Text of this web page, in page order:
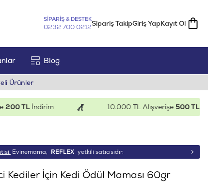
SİPARİŞ & DESTEK
0232 700 0212Sipariş TakipGiriş YapKayıt Ol
Blog
Ürünler
TLİndirim 10.000 TL Alışverişe500 TL
Evinemama, REFLEX yetkili satıcısıdır.
Kediler İçin Kedi Ödül Maması 60gr